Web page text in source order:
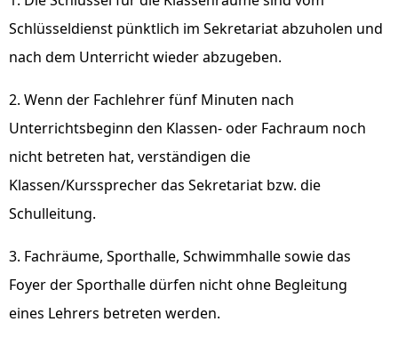
Schlüsseldienst pünktlich im Sekretariat abzuholen und
nach dem Unterricht wieder abzugeben.
2. Wenn der Fachlehrer fünf Minuten nach
Unterrichtsbeginn den Klassen- oder Fachraum noch
nicht betreten hat, verständigen die
Klassen/Kurssprecher das Sekretariat bzw. die
Schulleitung.
3. Fachräume, Sporthalle, Schwimmhalle sowie das
Foyer der Sporthalle dürfen nicht ohne Begleitung
eines Lehrers betreten werden.